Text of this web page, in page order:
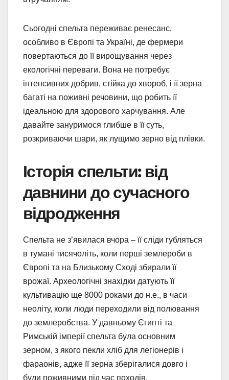
Сьогодні спельта переживає ренесанс,
особливо в Європі та Україні, де фермери
повертаються до її вирощування через
екологічні переваги. Вона не потребує
інтенсивних добрив, стійка до хвороб, і її зерна
багаті на поживні речовини, що робить її
ідеальною для здорового харчування. Але
давайте зануримося глибше в її суть,
розкриваючи шари, як лущимо зерно від плівки.
Історія спельти: від
давнини до сучасного
відродження
Спельта не з’явилася вчора – її сліди губляться
в тумані тисячоліть, коли перші землероби в
Європі та на Близькому Сході збирали її
врожаї. Археологічні знахідки датують її
культивацію ще 8000 роками до н.е., в часи
неоліту, коли люди переходили від полювання
до землеробства. У давньому Єгипті та
Римській імперії спельта була основним
зерном, з якого пекли хліб для легіонерів і
фараонів, адже її зерна зберігалися довго і
були поживними під час походів.